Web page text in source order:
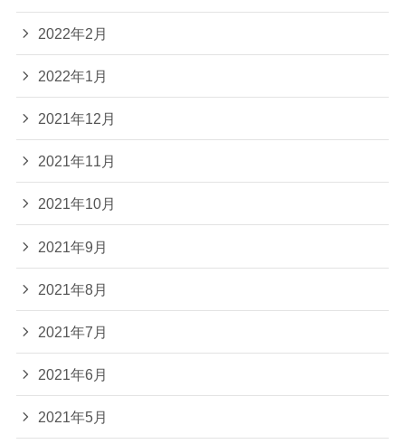
2022年2月
2022年1月
2021年12月
2021年11月
2021年10月
2021年9月
2021年8月
2021年7月
2021年6月
2021年5月